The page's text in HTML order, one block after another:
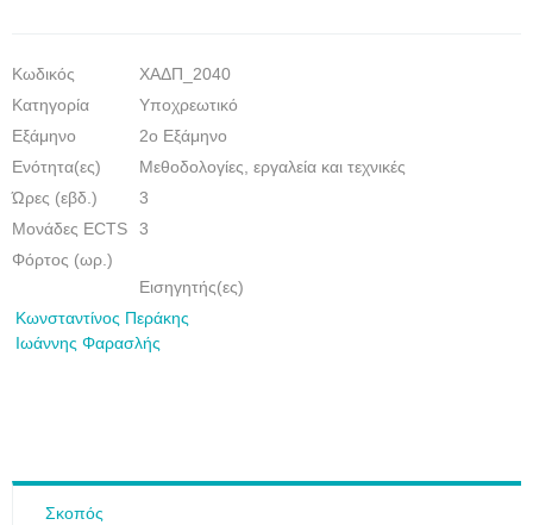
Κωδικός
ΧΑΔΠ_2040
Κατηγορία
Υποχρεωτικό
Εξάμηνο
2ο Εξάμηνο
Eνότητα(ες)
Μεθοδολογίες, εργαλεία και τεχνικές
Ώρες (εβδ.)
3
Μονάδες ECTS
3
Φόρτος (ωρ.)
Εισηγητής(ες)
Κωνσταντίνος Περάκης
Ιωάννης Φαρασλής
Σκοπός